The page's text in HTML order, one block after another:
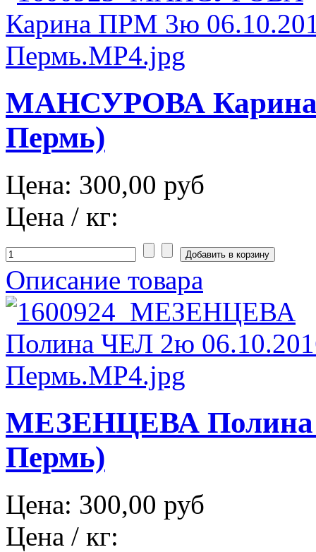
МАНСУРОВА Карина
Пермь)
Цена: 300,00 руб
Цена / кг:
Описание товара
МЕЗЕНЦЕВА Полина
Пермь)
Цена: 300,00 руб
Цена / кг: